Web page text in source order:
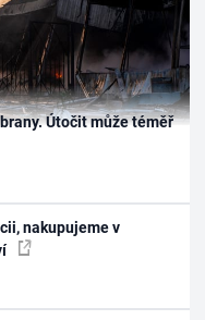
Útočit může téměř
nakupujeme v